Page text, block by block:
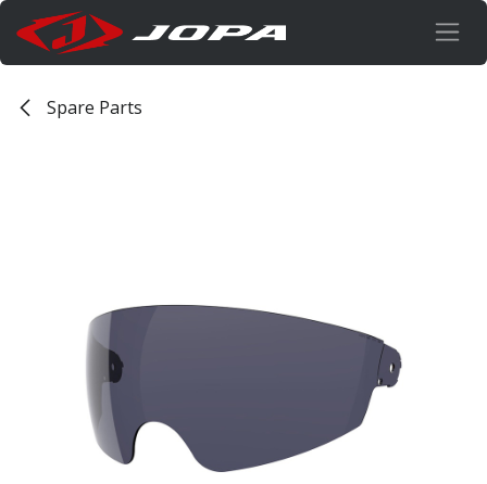
Overslaan naar inhoud
Spare Parts